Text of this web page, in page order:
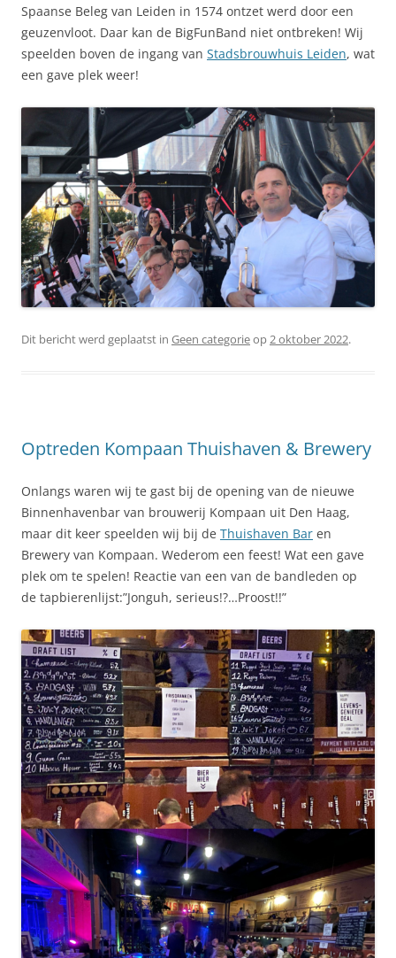
Spaanse Beleg van Leiden in 1574 ontzet werd door een
geuzenvloot. Daar kan de BigFunBand niet ontbreken! Wij
speelden boven de ingang van Stadsbrouwhuis Leiden, wat
een gave plek weer!
Dit bericht werd geplaatst in Geen categorieop2 oktober 2022.
Optreden Kompaan Thuishaven & Brewery
Onlangs waren wij te gast bij de opening van de nieuwe
Binnenhavenbar van brouwerij Kompaan uit Den Haag,
maar dit keer speelden wij bij de Thuishaven Bar en
Brewery van Kompaan. Wederom een feest! Wat een gave
plek om te spelen! Reactie van een van de bandleden op
de tapbierenlijst:”Jonguh, serieus!?…Proost!!”